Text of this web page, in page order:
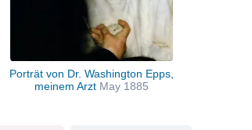
Porträt von Dr. Washington Epps,
meinem Arzt May 1885